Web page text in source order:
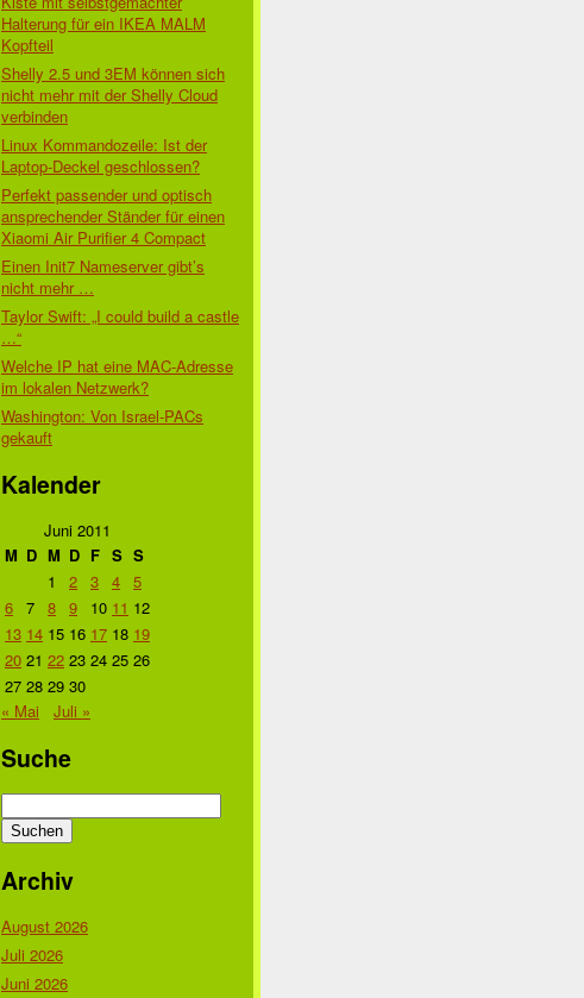
Halterung für ein IKEA MALM
Kopfteil
Shelly 2.5 und 3EM können sich
nicht mehr mit der Shelly Cloud
verbinden
Linux Kommandozeile: Ist der
Laptop-Deckel geschlossen?
Perfekt passender und optisch
ansprechender Ständer für einen
Xiaomi Air Purifier 4 Compact
Einen Init7 Nameserver gibt’s
nicht mehr …
Taylor Swift: „I could build a castle
…“
Welche IP hat eine MAC-Adresse
im lokalen Netzwerk?
Washington: Von Israel-PACs
gekauft
Kalender
Juni 2011
M D M D F S S
1
2 3 4 5
6 7 8 9 10 11 12
13 14 15 16 17 18 19
20 21 22 23 24 25 26
27 28 29 30
« Mai
Juli »
Suche
nach:
Archiv
August 2026
Juli 2026
Juni 2026